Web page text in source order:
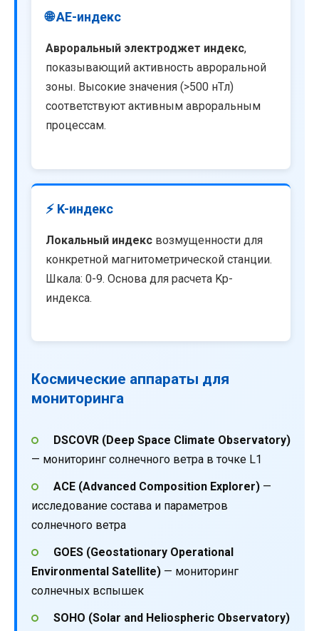
🌐 AE-индекс
Авроральный электроджет индекс,
показывающий активность авроральной
зоны. Высокие значения (>500 нТл)
соответствуют активным авроральным
процессам.
⚡ K-индекс
Локальный индекс возмущенности для
конкретной магнитометрической станции.
Шкала: 0-9. Основа для расчета Kp-
индекса.
Космические аппараты для
мониторинга
DSCOVR (Deep Space Climate Observatory)
— мониторинг солнечного ветра в точке L1
ACE (Advanced Composition Explorer)—
исследование состава и параметров
солнечного ветра
GOES (Geostationary Operational
Environmental Satellite) — мониторинг
солнечных вспышек
SOHO (Solar and Heliospheric Observatory)